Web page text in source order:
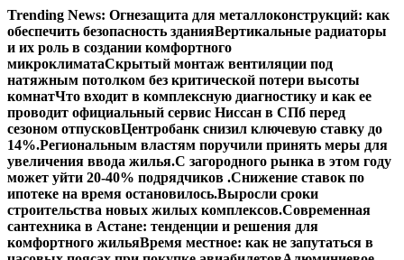
Перейти
к
содержимому
Trending News: Огнезащита для металлоконструкций: как
обеспечить безопасность зданияВертикальные радиаторы
и их роль в создании комфортного
микроклиматаСкрытый монтаж вентиляции под
натяжным потолком без критической потери высоты
комнатЧто входит в комплексную диагностику и как ее
проводит официальный сервис Ниссан в СПб перед
сезоном отпусковЦентробанк снизил ключевую ставку до
14%.Региональным властям поручили принять меры для
увеличения ввода жилья.С загородного рынка в этом году
может уйти 20-40% подрядчиков .Снижение ставок по
ипотеке на время остановилось.Выросли сроки
строительства новых жилых комплексов.Современная
сантехника в Астане: тенденции и решения для
комфортного жильяВремя местное: как не запутаться в